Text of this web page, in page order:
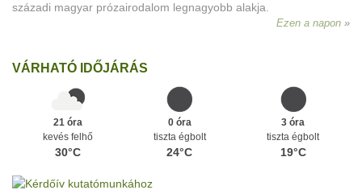
századi magyar prózairodalom legnagyobb alakja.
Ezen a napon
VÁRHATÓ IDŐJÁRÁS
21 óra
kevés felhő
30°C
0 óra
tiszta égbolt
24°C
3 óra
tiszta égbolt
19°C